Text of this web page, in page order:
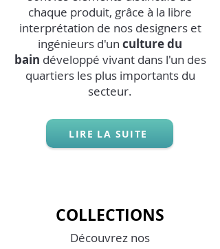
chaque produit, grâce à la libre
interprétation de nos designers et
ingénieurs d'un culture du
bain développé vivant dans l'un des
quartiers les plus importants du
secteur.
LIRE LA SUITE
COLLECTIONS
Découvrez nos